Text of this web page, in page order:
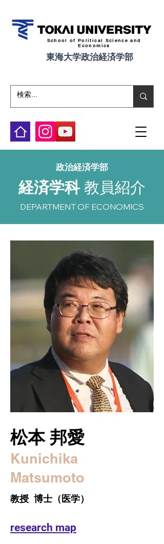
School of Political Science and
Economics
東海大学政治経済学部
​政治経済学部
経済学科教員紹介
DEPARTMENT OF ECONOMICS
​松本 邦愛
Kunichika
Matsumoto
教授 博士（医学）
research map